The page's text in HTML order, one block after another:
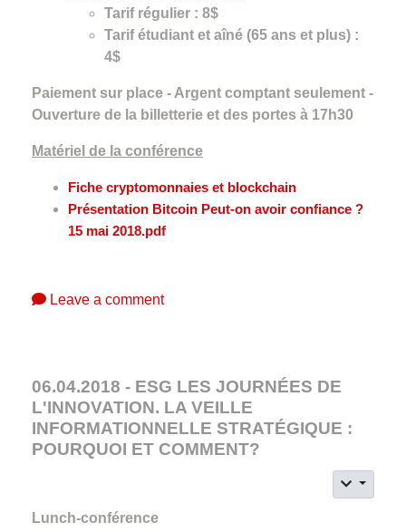
Tarif régulier : 8$
Tarif étudiant et aîné (65 ans et plus) :
4$
Paiement sur place - Argent comptant seulement -
Ouverture de la billetterie et des portes à 17h30
Matériel de la conférence
Fiche cryptomonnaies et blockchain
Présentation Bitcoin Peut-on avoir confiance ?
15 mai 2018.pdf
Leave a comment
06.04.2018 - ESG LES JOURNÉES DE
L'INNOVATION. LA VEILLE
INFORMATIONNELLE STRATÉGIQUE :
POURQUOI ET COMMENT?
Lunch-conférence